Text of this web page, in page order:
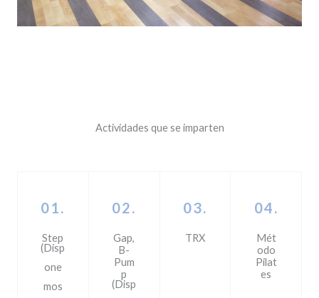
Actividades que se imparten
01.
Step
(Disp
one
mos
02.
Gap,
B-
Pum
p
(Disp
03.
TRX
04.
Mét
odo
Pilat
es